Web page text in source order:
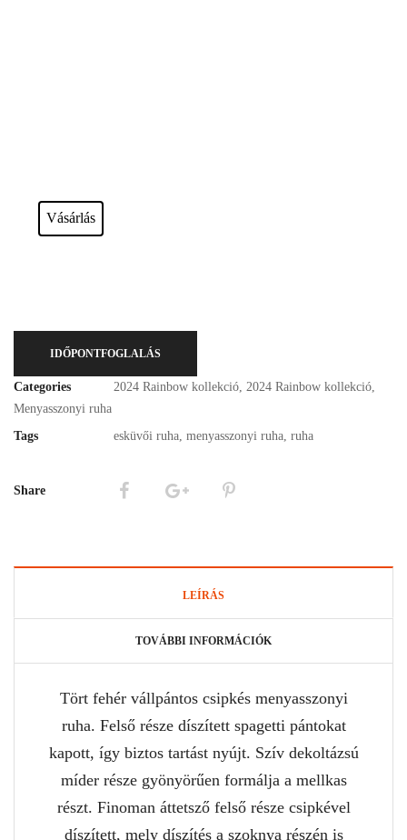
Vásárlás
IDŐPONTFOGLALÁS
Categories 2024 Rainbow kollekció 2024 Rainbow kollekció
Menyasszonyi ruha
Tags
esküvői ruha menyasszonyi ruha ruha
Share
LEÍRÁS
TOVÁBBI INFORMÁCIÓK
Tört fehér vállpántos csipkés menyasszonyi
ruha. Felső része díszített spagetti pántokat
kapott, így biztos tartást nyújt. Szív dekoltázsú
míder része gyönyörűen formálja a mellkas
részt. Finoman áttetsző felső része csipkével
díszített, mely díszítés a szoknya részén is